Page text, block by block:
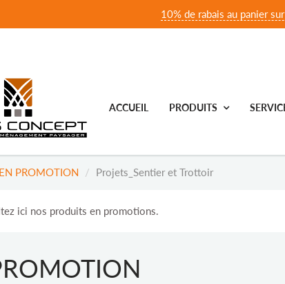
10% de rabais au panier
ACCUEIL PRODUITS
EN PROMOTION Projets_Sentier et Trottoir
ici nos produits en promotions.